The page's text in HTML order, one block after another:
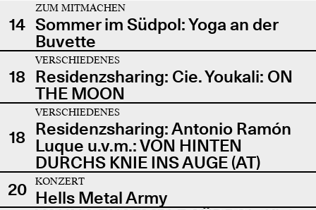
14
ZUM MITMACHEN
Sommer im Südpol: Yoga an der
Buvette
18
VERSCHIEDENES
Residenzsharing: Cie. Youkali: ON
THE MOON
18
VERSCHIEDENES
Residenzsharing: Antonio Ramón
Luque u.v.m.: VON HINTEN
DURCHS KNIE INS AUGE (AT)
20
KONZERT
Hells Metal Army